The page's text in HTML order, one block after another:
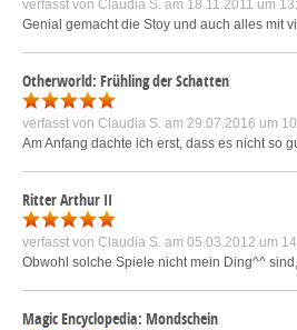
verfasst von Claudia S. am 18.11.2011 um
Genial gemacht die Stoy und auch alles mit
Otherworld: Frühling der Schatten
verfasst von Claudia S. am 29.07.2016 um
Am Anfang dachte ich erst, dass es nicht so
Ritter Arthur II
verfasst von Claudia S. am 05.03.2012 um
Obwohl solche Spiele nicht mein Ding^^
Magic Encyclopedia: Mondschein